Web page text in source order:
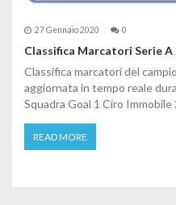
27 Gennaio 2020 0
Classifica Marcatori Serie A
Classifica marcatori del
aggiornata in tempo reale
Squadra Goal 1 Ciro
READ MORE